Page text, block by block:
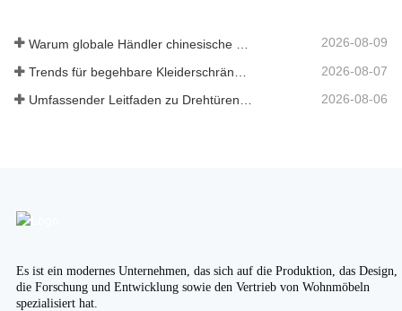
2026-08-09
2026-08-07
2026-08-06
Es ist ein modernes Unternehmen, das sich auf die Produktion, das Design,
die Forschung und Entwicklung sowie den Vertrieb von Wohnmöbeln
spezialisiert hat.